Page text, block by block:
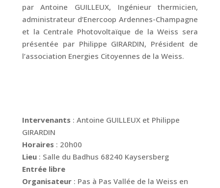
par Antoine GUILLEUX, Ingénieur thermicien,
administrateur d’Enercoop Ardennes-Champagne
et la Centrale Photovoltaïque de la Weiss sera
présentée par Philippe GIRARDIN, Président de
l’association Energies Citoyennes de la Weiss.
Intervenants : Antoine GUILLEUX et Philippe
GIRARDIN
Horaires : 20h00
Lieu: Salle du Badhus 68240 Kaysersberg
Entrée libre
Organisateur: Pas à Pas Vallée de la Weiss en